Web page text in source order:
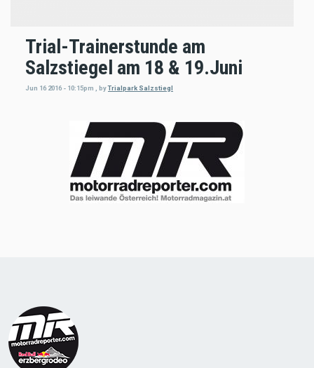
Trial-Trainerstunde am
Salzstiegel am 18 & 19.Juni
Jun 16 2016 - 10:15pm , byTrialpark Salzstiegl